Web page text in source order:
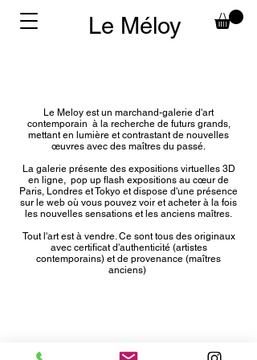
Le Méloy
Le Meloy est un marchand-galerie d'art
contemporain à la recherche de futurs grands,
mettant en lumière et contrastant de nouvelles
œuvres avec des maîtres du passé.
La galerie présente des expositions virtuelles 3D
en ligne, pop up flash expositions au cœur de
Paris, Londres et Tokyo et dispose d'une présence
sur le web où vous pouvez voir et acheter à la fois
les nouvelles sensations et les anciens maîtres.
Tout l'art est à vendre. Ce sont tous des originaux
avec certificat d'authenticité (artistes
contemporains) et de provenance (maîtres
anciens)